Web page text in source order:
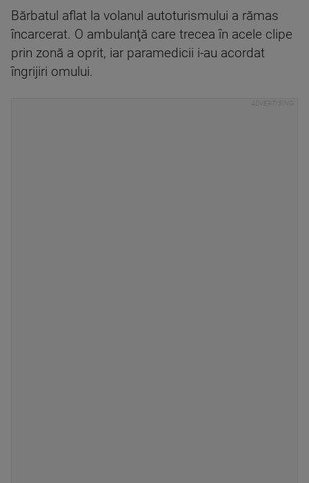
Bărbatul aflat la volanul autoturismului a rămas
încarcerat. O ambulanţă care trecea în acele clipe
prin zonă a oprit, iar paramedicii i-au acordat
îngrijiri omului.